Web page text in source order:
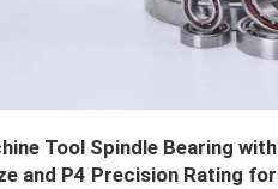
Tool Spindle Bearing with
and P4 Precision Rating for